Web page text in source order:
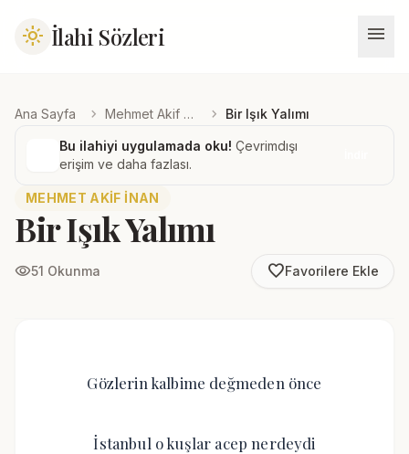
light_mode İlahi Sözleri menu
Ana Sayfa chevron_right Mehmet Akif İnan chevron_right Bir Işık Yalımı
Bu ilahiyi uygulamada oku! Çevrimdışı
erişim ve daha fazlası.
MEHMET AKIF İNAN
Bir Işık Yalımı
visibility51 Okunma favorite_borderFavorilere Ekle
Gözlerin kalbime değmeden önce
İstanbul o kuşlar acep nerdeydi